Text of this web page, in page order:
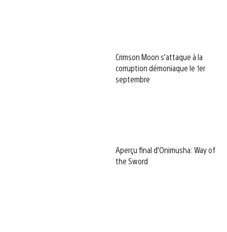
Crimson Moon s’attaque à la
corruption démoniaque le 1er
septembre
Aperçu final d’Onimusha: Way of
the Sword